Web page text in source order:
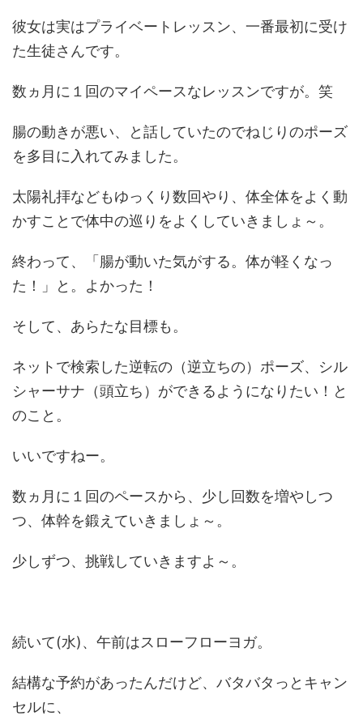
彼女は実はプライベートレッスン、一番最初に受け
た生徒さんです。
数ヵ月に１回のマイペースなレッスンですが。笑
腸の動きが悪い、と話していたのでねじりのポーズ
を多目に入れてみました。
太陽礼拝などもゆっくり数回やり、体全体をよく動
かすことで体中の巡りをよくしていきましょ～。
終わって、「腸が動いた気がする。体が軽くなっ
た！」と。よかった！
そして、あらたな目標も。
ネットで検索した逆転の（逆立ちの）ポーズ、シル
シャーサナ（頭立ち）ができるようになりたい！と
のこと。
いいですねー。
数ヵ月に１回のペースから、少し回数を増やしつ
つ、体幹を鍛えていきましょ～。
少しずつ、挑戦していきますよ～。
続いて(水)、午前はスローフローヨガ。
結構な予約があったんだけど、バタバタっとキャン
セルに、